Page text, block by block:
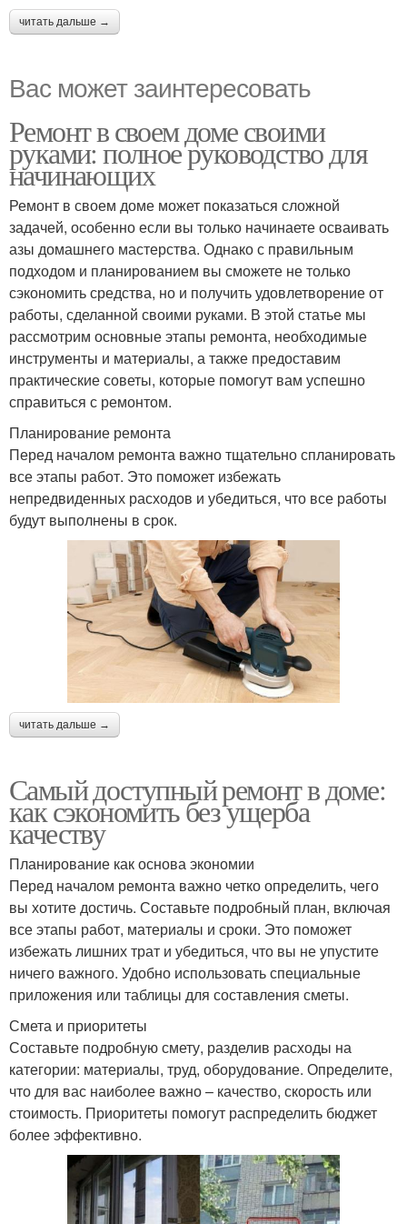
читать дальше →
Вас может заинтересовать
Ремонт в своем доме своими
руками: полное руководство для
начинающих
Ремонт в своем доме может показаться сложной
задачей, особенно если вы только начинаете осваивать
азы домашнего мастерства. Однако с правильным
подходом и планированием вы сможете не только
сэкономить средства, но и получить удовлетворение от
работы, сделанной своими руками. В этой статье мы
рассмотрим основные этапы ремонта, необходимые
инструменты и материалы, а также предоставим
практические советы, которые помогут вам успешно
справиться с ремонтом.
Планирование ремонта
Перед началом ремонта важно тщательно спланировать
все этапы работ. Это поможет избежать
непредвиденных расходов и убедиться, что все работы
будут выполнены в срок.
читать дальше →
Самый доступный ремонт в доме:
как сэкономить без ущерба
качеству
Планирование как основа экономии
Перед началом ремонта важно четко определить, чего
вы хотите достичь. Составьте подробный план, включая
все этапы работ, материалы и сроки. Это поможет
избежать лишних трат и убедиться, что вы не упустите
ничего важного. Удобно использовать специальные
приложения или таблицы для составления сметы.
Смета и приоритеты
Составьте подробную смету, разделив расходы на
категории: материалы, труд, оборудование. Определите,
что для вас наиболее важно – качество, скорость или
стоимость. Приоритеты помогут распределить бюджет
более эффективно.